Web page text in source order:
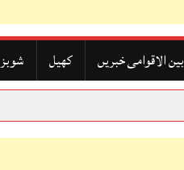
بین الاقوامی خبریں کھیل شوبز